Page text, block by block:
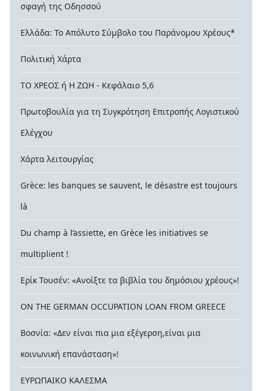
σφαγή της Οδησσού
Ελλάδα: Το Απόλυτο Σύμβολο του Παράνομου Χρέους*
Πολιτική Χάρτα
ΤΟ ΧΡΕΟΣ ή Η ΖΩΗ - Κεφάλαιο 5,6
Πρωτοβουλία για τη Συγκρότηση Επιτροπής Λογιστικού
Ελέγχου
Χάρτα λειτουργίας
Grèce: les banques se sauvent, le désastre est toujours
là
Du champ à l’assiette, en Grèce les initiatives se
multiplient !
Ερίκ Τουσέν: «Ανοίξτε τα βιβλία του δημόσιου χρέους»!
ON THE GERMAN OCCUPATION LOAN FROM GREECE
Βοσνία: «Δεν είναι πια μια εξέγερση,είναι μια
κοινωνική επανάσταση»!
ΕΥΡΩΠΑΙΚΟ ΚΑΛΕΣΜΑ